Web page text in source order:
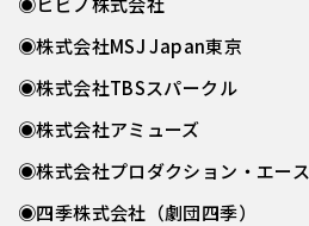
◉株式会社MSJ Japan東京
◉株式会社TBSスパークル
◉株式会社アミューズ
◉株式会社プロダクション・エース
◉四季株式会社（劇団四季）